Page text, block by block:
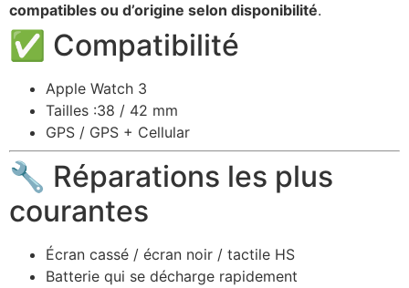
compatibles ou d’origine selon disponibilité.
✅ Compatibilité
Apple Watch 3
Tailles :38 / 42 mm
GPS / GPS + Cellular
🔧 Réparations les plus
courantes
Écran cassé / écran noir / tactile HS
Batterie qui se décharge rapidement